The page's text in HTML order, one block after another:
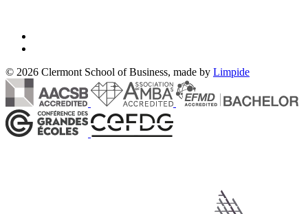
© 2026 Clermont School of Business, made by Limpide